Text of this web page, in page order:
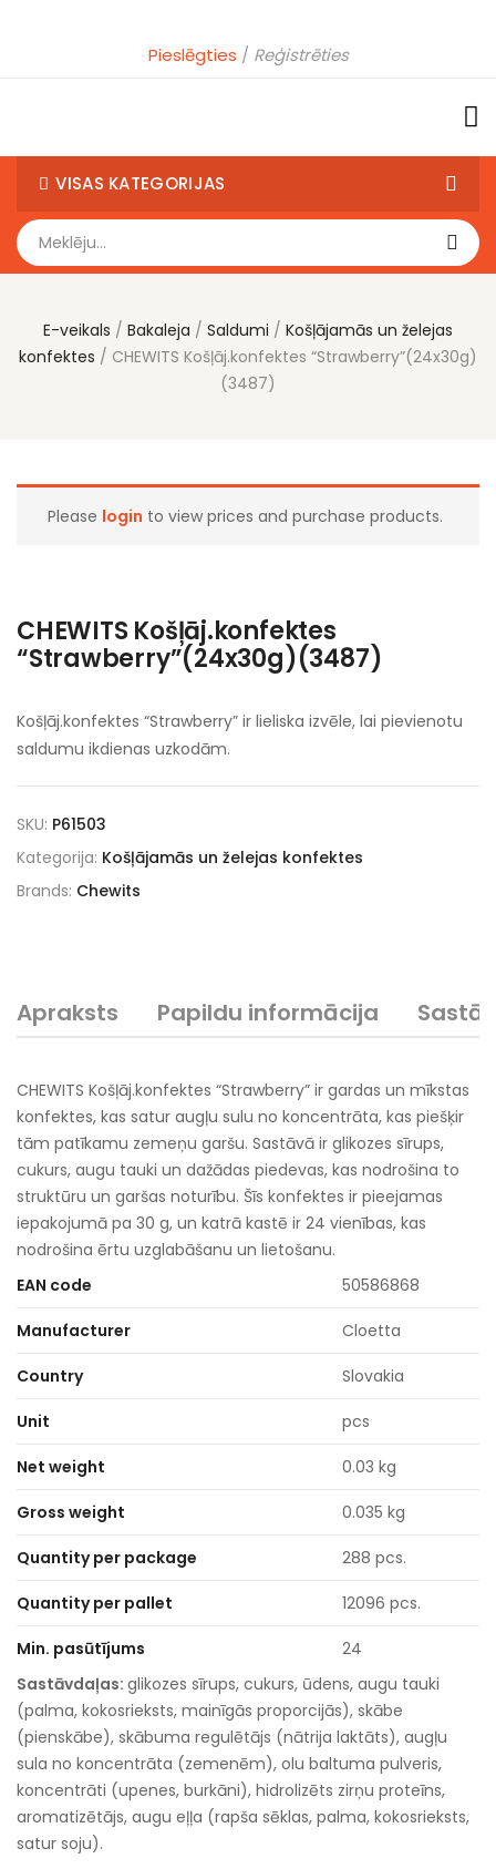
Pieslēgties Reģistrēties
VISAS KATEGORIJAS
E-veikals Bakaleja Saldumi
Košļājamās un želejas
konfektes
CHEWITS Košļāj.konfektes “Strawberry”(24x30g)
(3487)
Please login to view prices and purchase products.
CHEWITS Košļāj.konfektes
“Strawberry”(24x30g)(3487)
Košļāj.konfektes “Strawberry” ir lieliska izvēle, lai pievienotu
saldumu ikdienas uzkodām.
SKU: P61503
Kategorija: Košļājamās un želejas konfektes
Brands: Chewits
Apraksts Papildu informācija
CHEWITS Košļāj.konfektes “Strawberry” ir gardas un mīkstas
konfektes, kas satur augļu sulu no koncentrāta, kas piešķir
tām patīkamu zemeņu garšu. Sastāvā ir glikozes sīrups,
cukurs, augu tauki un dažādas piedevas, kas nodrošina to
struktūru un garšas noturību. Šīs konfektes ir pieejamas
iepakojumā pa 30 g, un katrā kastē ir 24 vienības, kas
nodrošina ērtu uzglabāšanu un lietošanu.
EAN code
50586868
Manufacturer Cloetta
Country Slovakia
Unit pcs
Net weight 0.03 kg
Gross weight 0.035 kg
Quantity per package 288 pcs.
Quantity per pallet 12096 pcs.
Min. pasūtījums
24
Sastāvdaļas: glikozes sīrups, cukurs, ūdens, augu tauki
(palma, kokosrieksts, mainīgās proporcijās), skābe
(pienskābe), skābuma regulētājs (nātrija laktāts), augļu
sula no koncentrāta (zemenēm), olu baltuma pulveris,
koncentrāti (upenes, burkāni), hidrolizēts zirņu proteīns,
aromatizētājs, augu eļļa (rapša sēklas, palma, kokosrieksts,
satur soju).